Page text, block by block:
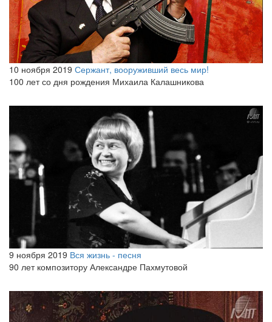
10 ноября 2019 Сержант, вооруживший весь мир!
100 лет со дня рождения Михаила Калашникова
9 ноября 2019 Вся жизнь - песня
90 лет композитору Александре Пахмутовой